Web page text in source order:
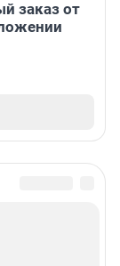
заказ от